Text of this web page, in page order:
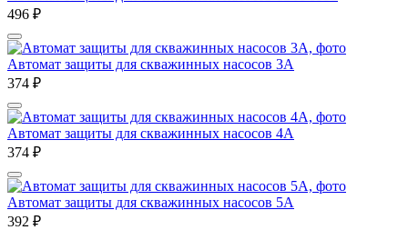
496 ₽
Автомат защиты для скважинных насосов 3А
374 ₽
Автомат защиты для скважинных насосов 4А
374 ₽
Автомат защиты для скважинных насосов 5А
392 ₽